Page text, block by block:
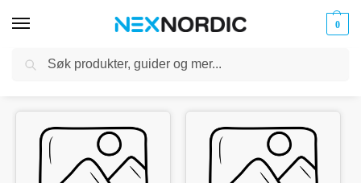
0
til
Kabler